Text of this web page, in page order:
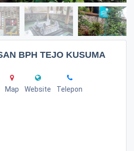
BPH TEJO KUSUMA
Map Website Telepon